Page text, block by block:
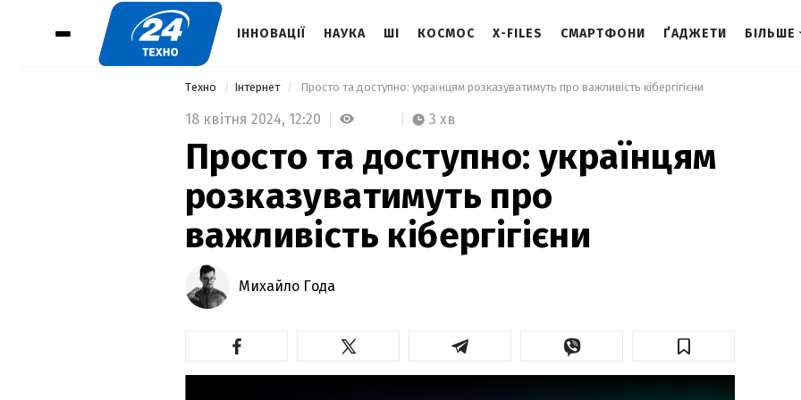
ІННОВАЦІЇ НАУКА ШІ КОСМОС X-FILES СМАРТФОНИ ҐАДЖЕТИ БІЛЬШЕ
Техно Інтернет Просто та доступно: українцям розказуватимуть про важливість кібергігієни
18 квітня 2024, 12:20 3 хв
Просто та доступно: українцям
розказуватимуть про
важливість кібергігієни
Михайло Года